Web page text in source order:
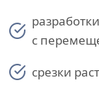
с
срезки